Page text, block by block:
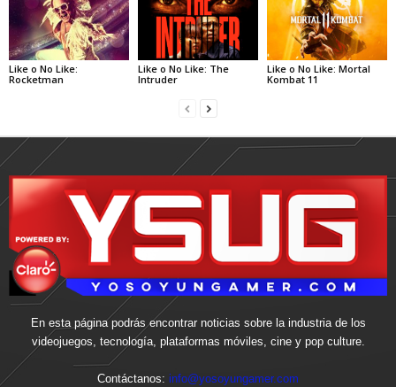
Like o No Like:
Rocketman
Like o No Like: The
Intruder
Like o No Like: Mortal
Kombat 11
En esta página podrás encontrar noticias sobre la industria de los
videojuegos, tecnología, plataformas móviles, cine y pop culture.
Contáctanos: info@yosoyungamer.com